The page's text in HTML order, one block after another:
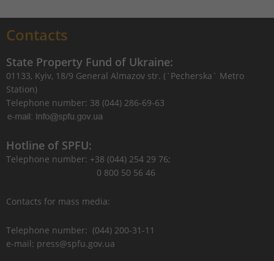
Contacts
State Property Fund of Ukraine:
01133, Kyiv, 18/9 General Almazov str. (`Pecherska` Metro
Station)
Telephone number: 38 (044) 286-69-63
Hotline of SPFU:
Telephone number: +38 (044) 254 29 76;
0 800 50 56 46
Contacts for mass media:
Telephone number: (044) 200-31-11
e-mail: press@spfu.gov.ua